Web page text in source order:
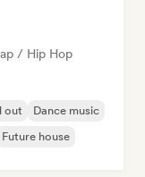
/ Hip Hop
out
Dance music
Future house